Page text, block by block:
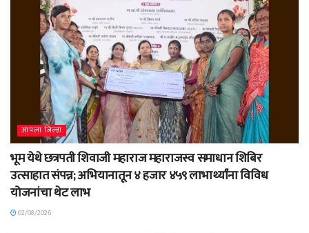
आपला जिल्हा
भूम येथे छत्रपती शिवाजी महाराज महाराजस्व समाधान शिबिर
उत्साहात संपन्न; अभियानातून ४ हजार ४५९ लाभार्थ्यांना विविध
योजनांचा थेट लाभ
02/08/2026